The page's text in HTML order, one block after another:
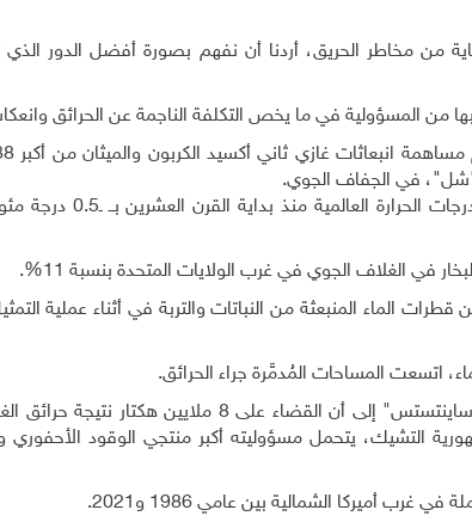
من مخاطر الحريق، أردنا أن نفهم بصورة أفضل الدور الذي
من المسؤولية في ما يخص التكلفة الناجمة عن الحرائق
في الجفاف الجوي.
وخلصوا إلى أن هذه الانبعاثات مسؤولة عن ارتفاع
في الغلاف الجوي في غرب الولايات المتحدة بنسبة 11%.
الماء المنبعثة من النباتات والتربة في أثناء عملية
اتسعت المساحات المُدمَّرة جراء الحرائق.
وأشارت الدراسة التي أجرتها منظمة "يونيون اوف كونسيرند ساينتستس" إلى أن القضاء
التشيك، يتحمل مسؤوليته أكبر منتجي الوقود
.